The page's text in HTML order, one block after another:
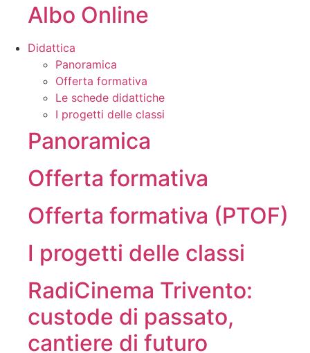
Albo Online
Didattica
Panoramica
Offerta formativa
Le schede didattiche
I progetti delle classi
Panoramica
Offerta formativa
Offerta formativa (PTOF)
I progetti delle classi
RadiCinema Trivento:
custode di passato,
cantiere di futuro